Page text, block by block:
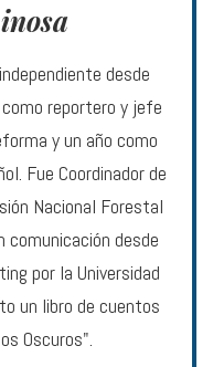
desde
reportero y jefe
y un año como
Fue Coordinador de
Nacional Forestal
comunicación desde
por la Universidad
un libro de cuentos
Oscuros".